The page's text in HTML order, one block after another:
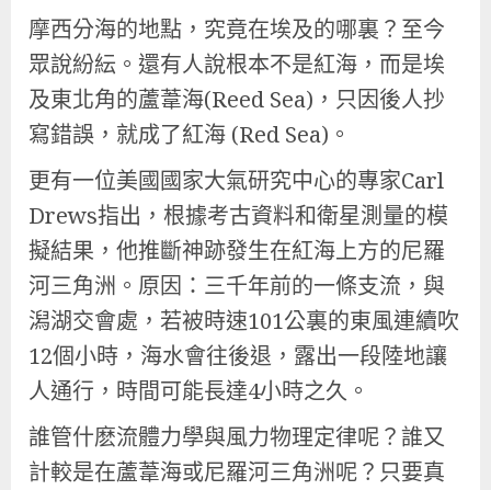
摩西分海的地點，究竟在埃及的哪裏？至今
眾說紛紜。還有人說根本不是紅海，而是埃
及東北角的蘆葦海(Reed Sea)，只因後人抄
寫錯誤，就成了紅海 (Red Sea)。
更有一位美國國家大氣研究中心的專家Carl
Drews指出，根據考古資料和衛星測量的模
擬結果，他推斷神跡發生在紅海上方的尼羅
河三角洲。原因：三千年前的一條支流，與
潟湖交會處，若被時速101公裏的東風連續吹
12個小時，海水會往後退，露出一段陸地讓
人通行，時間可能長達4小時之久。
誰管什麽流體力學與風力物理定律呢？誰又
計較是在蘆葦海或尼羅河三角洲呢？只要真